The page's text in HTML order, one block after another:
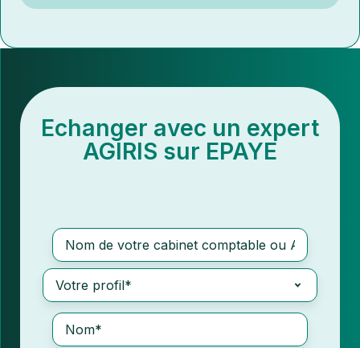
Echanger avec un expert
AGIRIS sur EPAYE